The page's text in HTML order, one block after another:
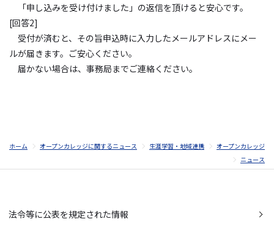
「申し込みを受け付けました」の返信を頂けると安心です。
[回答2]
受付が済むと、その旨申込時に入力したメールアドレスにメー
ルが届きます。ご安心ください。
届かない場合は、事務局までご連絡ください。
ホーム オープンカレッジに関するニュース 生涯学習・地域連携
オープンカレッジ
ニュース
法令等に公表を規定された情報